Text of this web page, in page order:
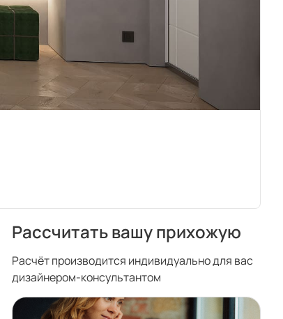
Рассчитать вашу прихожую
Расчёт производится индивидуально для вас
дизайнером-консультантом